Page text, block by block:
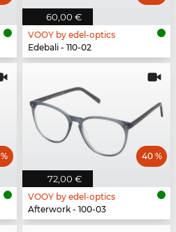
60,00 €
VOOY by edel-optics
Edebali - 110-02
72,00 €
40 %
VOOY by edel-optics
Afterwork - 100-03